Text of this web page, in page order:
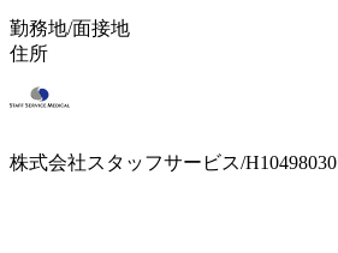
勤務地/面接地
住所
株式会社スタッフサービス/H10498030